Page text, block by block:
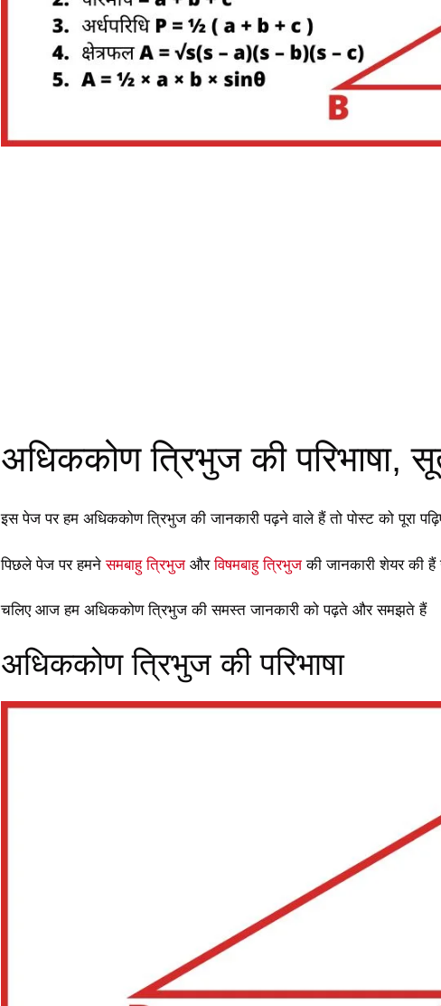
अधिककोण त्रिभुज की परिभाषा,
इस पेज पर हम अधिककोण त्रिभुज की जानकारी पढ़ने वाले हैं तो पोस्ट को पूरा
पिछले पेज पर हमनेसमबाहु त्रिभुजऔरविषमबाहु त्रिभुजकी जानकारी शेयर की हैं
चलिए आज हम अधिककोण त्रिभुज की समस्त जानकारी को पढ़ते और समझते हैं
अधिककोण त्रिभुज की परिभाषा